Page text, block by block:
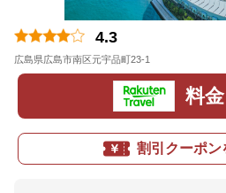
4.3
広島県広島市南区元宇品町23-1
料
割引クーポン